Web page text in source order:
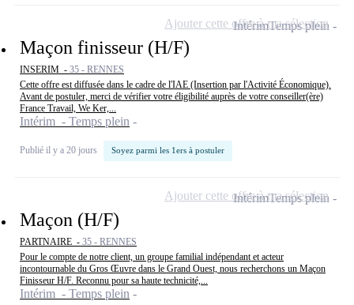
Maçon finisseur (H/F)
INSERIM - 35 - RENNES
Cette offre est diffusée dans le cadre de l'IAE (Insertion par l'Activité Économique).
Avant de postuler, merci de vérifier votre éligibilité auprès de votre conseiller(ère)
France Travail, We Ker,...
Intérim - Temps plein
Publié il y a 20 jours Soyez parmi les 1ers à postuler
IntérimTemps plein
Ajouter cette offre à ma sélection
Maçon (H/F)
PARTNAIRE - 35 - RENNES
Pour le compte de notre client, un groupe familial indépendant et acteur
incontournable du Gros Œuvre dans le Grand Ouest, nous recherchons un Maçon
Finisseur H/F. Reconnu pour sa haute technicité,...
Intérim - Temps plein
IntérimTemps plein
Ajouter cette offre à ma sélection